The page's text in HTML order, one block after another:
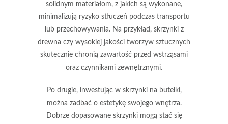
solidnym materiałom, z jakich są wykonane,
minimalizują ryzyko stłuczeń podczas transportu
lub przechowywania. Na przykład, skrzynki z
drewna czy wysokiej jakości tworzyw sztucznych
skutecznie chronią zawartość przed wstrząsami
oraz czynnikami zewnętrznymi.
Po drugie, inwestując w skrzynki na butelki,
można zadbać o estetykęswojego wnętrza.
Dobrze dopasowane skrzynki mogą stać się